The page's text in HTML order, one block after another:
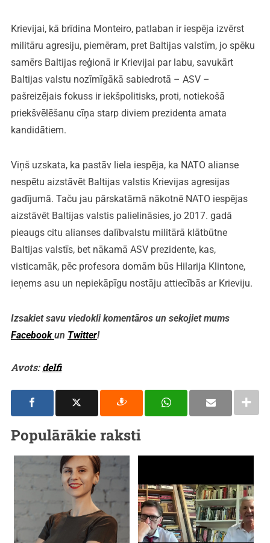
Krievijai, kā brīdina Monteiro, patlaban ir iespēja izvērst
militāru agresiju, piemēram, pret Baltijas valstīm, jo spēku
samērs Baltijas reģionā ir Krievijai par labu, savukārt
Baltijas valstu nozīmīgākā sabiedrotā – ASV –
pašreizējais fokuss ir iekšpolitisks, proti, notiekošā
priekšvēlēšanu cīņa starp diviem prezidenta amata
kandidātiem.
Viņš uzskata, ka pastāv liela iespēja, ka NATO alianse
nespētu aizstāvēt Baltijas valstis Krievijas agresijas
gadījumā. Taču jau pārskatāmā nākotnē NATO iespējas
aizstāvēt Baltijas valstis palielināsies, jo 2017. gadā
pieaugs citu alianses dalībvalstu militārā klātbūtne
Baltijas valstīs, bet nākamā ASV prezidente, kas,
visticamāk, pēc profesora domām būs Hilarija Klintone,
ieņems asu un nepiekāpīgu nostāju attiecībās ar Krieviju.
Izsakiet savu viedokli komentāros un sekojiet mums
Facebookun Twitter!
Avots:delfi
Populārākie raksti